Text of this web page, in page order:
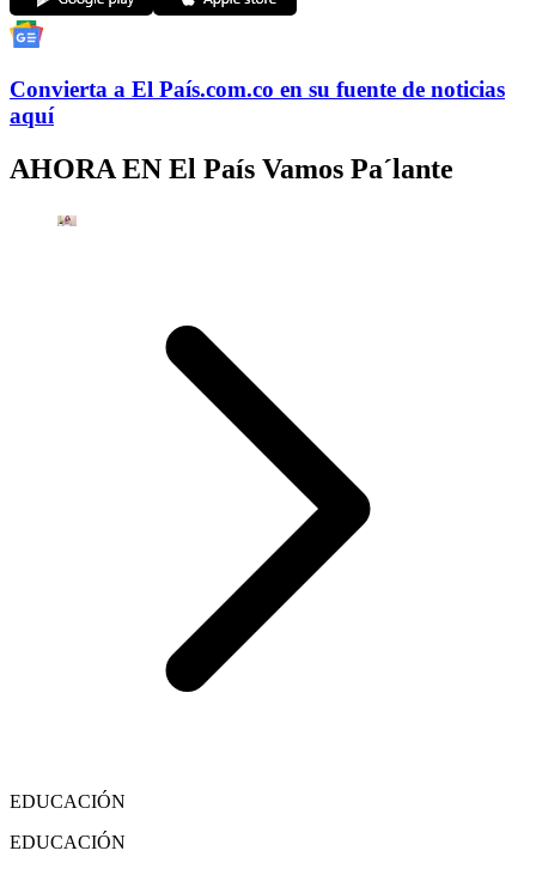
Convierta a El País.com.co en su fuente de noticias
aquí
AHORA EN El País Vamos Pa´lante
EDUCACIÓN
EDUCACIÓN